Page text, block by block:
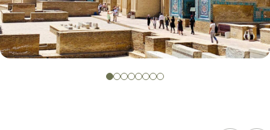
Відчуємо подих історії в Самарканді